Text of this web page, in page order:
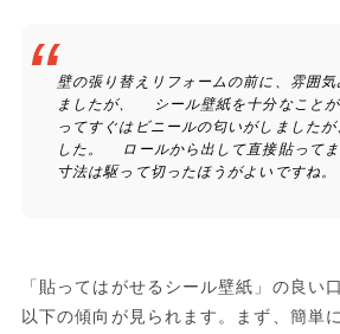
壁の張り替えリフォームの前に、雰囲
ましたが、 シール壁紙を十分なこと
ってすぐはビニールの匂いがしました
した。 ロールから出して直接貼ってま
寸法は駆って切ったほうがよいですね。
「貼ってはがせるシール壁紙」の良い
以下の傾向が見られます。まず、簡単